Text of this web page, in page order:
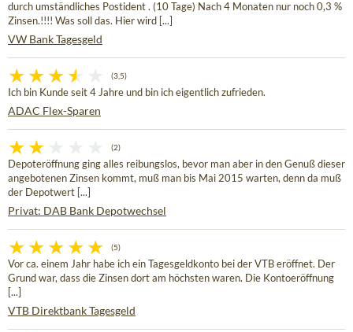
durch umständliches Postident . (10 Tage) Nach 4 Monaten nur noch 0,3 %
Zinsen.!!!! Was soll das. Hier wird [...]
VW Bank Tagesgeld
(3,5)
Ich bin Kunde seit 4 Jahre und bin ich eigentlich zufrieden.
ADAC Flex-Sparen
(2)
Depoteröffnung ging alles reibungslos, bevor man aber in den Genuß dieser
angebotenen Zinsen kommt, muß man bis Mai 2015 warten, denn da muß
der Depotwert [...]
Privat: DAB Bank Depotwechsel
(5)
Vor ca. einem Jahr habe ich ein Tagesgeldkonto bei der VTB eröffnet. Der
Grund war, dass die Zinsen dort am höchsten waren. Die Kontoeröffnung
[...]
VTB Direktbank Tagesgeld